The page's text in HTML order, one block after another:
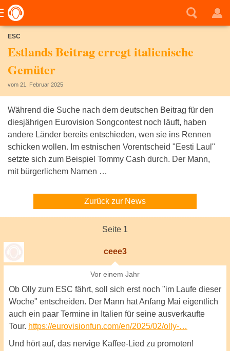
ESC
Estlands Beitrag erregt italienische
Gemüter
vom 21. Februar 2025
Während die Suche nach dem deutschen Beitrag für den
diesjährigen Eurovision Songcontest noch läuft, haben
andere Länder bereits entschieden, wen sie ins Rennen
schicken wollen. Im estnischen Vorentscheid "Eesti Laul"
setzte sich zum Beispiel Tommy Cash durch. Der Mann,
mit bürgerlichem Namen …
Zurück zur News
Seite 1
ceee3
Vor einem Jahr
Ob Olly zum ESC fährt, soll sich erst noch "im Laufe dieser
Woche" entscheiden. Der Mann hat Anfang Mai eigentlich
auch ein paar Termine in Italien für seine ausverkaufte
Tour. https://eurovisionfun.com/en/2025/02/olly-…
Und hört auf, das nervige Kaffee-Lied zu promoten!